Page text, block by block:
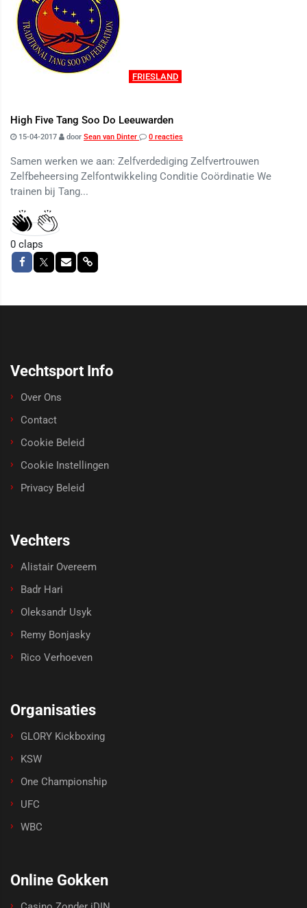
FRIESLAND
High Five Tang Soo Do Leeuwarden
15-04-2017 door Sean van Dinter 0 reacties
Samen werken we aan: Zelfverdediging Zelfvertrouwen
Zelfbeheersing Zelfontwikkeling Conditie Coördinatie We
trainen bij Tang...
0 claps
Vechtsport Info
Over Ons
Contact
Cookie Beleid
Cookie Instellingen
Privacy Beleid
Vechters
Alistair Overeem
Badr Hari
Oleksandr Usyk
Remy Bonjasky
Rico Verhoeven
Organisaties
GLORY Kickboxing
KSW
One Championship
UFC
WBC
Online Gokken